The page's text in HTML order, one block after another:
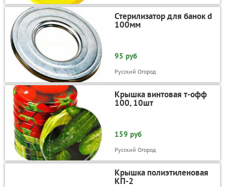
Стерилизатор для банок d
100мм
95 руб
Русский Огород
Крышка винтовая т-офф
100, 10шт
159 руб
Русский Огород
Крышка полиэтиленовая
КП-2